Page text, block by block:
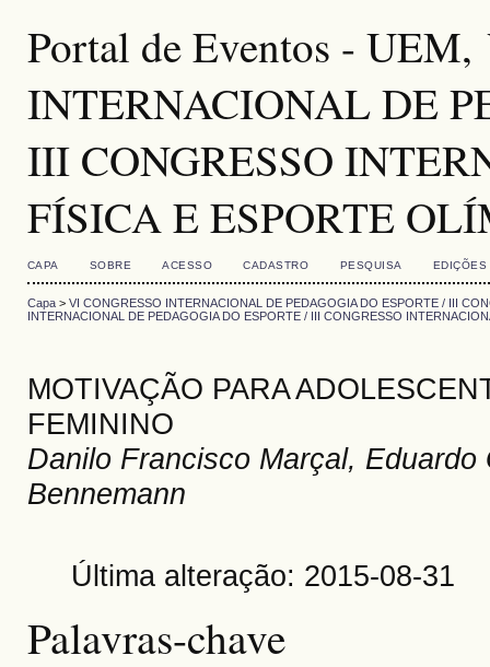
Portal de Eventos -
INTERNACIONAL DE
III CONGRESSO
FÍSICA E ESPORTE
CAPA SOBRE ACESSO CADASTRO PESQUISA EDIÇÕES
Capa> VI CONGRESSO INTERNACIONAL DE PEDAGOGIA DO ESPORTE / III
INTERNACIONAL DE PEDAGOGIA DO ESPORTE / III CONGRESSO
MOTIVAÇÃO PARA
FEMININO
Danilo Francisco Marçal,
Bennemann
Última alteração: 2015-08-31
Palavras-chave